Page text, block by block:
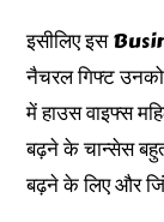
इसीलिए इस
नैचरल गिफ्ट
में हाउस वाइफ्स
बढ़ने के चान्सेस
बढ़ने के लिए और